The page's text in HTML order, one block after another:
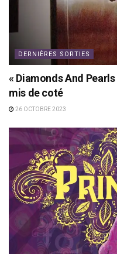
DERNIÈRES SORTIES
« Diamonds And
mis de coté
26 OCTOBRE 2023